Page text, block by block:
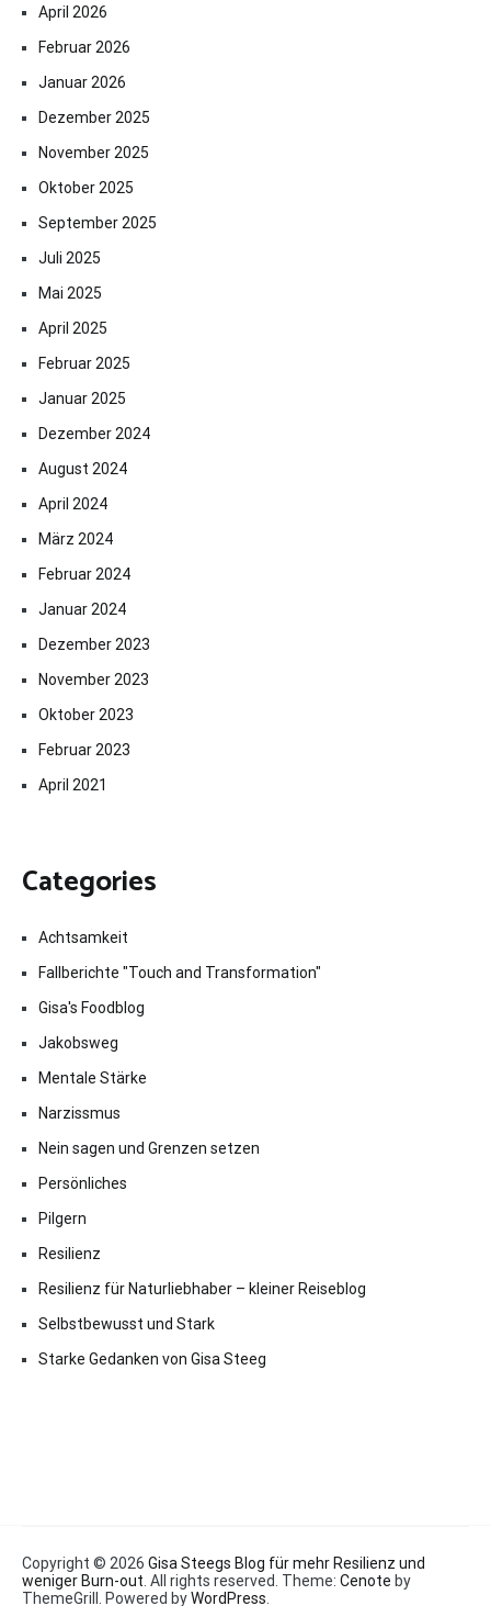
April 2026
Februar 2026
Januar 2026
Dezember 2025
November 2025
Oktober 2025
September 2025
Juli 2025
Mai 2025
April 2025
Februar 2025
Januar 2025
Dezember 2024
August 2024
April 2024
März 2024
Februar 2024
Januar 2024
Dezember 2023
November 2023
Oktober 2023
Februar 2023
April 2021
Categories
Achtsamkeit
Fallberichte "Touch and Transformation"
Gisa's Foodblog
Jakobsweg
Mentale Stärke
Narzissmus
Nein sagen und Grenzen setzen
Persönliches
Pilgern
Resilienz
Resilienz für Naturliebhaber – kleiner Reiseblog
Selbstbewusst und Stark
Starke Gedanken von Gisa Steeg
Copyright © 2026 Gisa Steegs Blog für mehr Resilienz und
weniger Burn-out. All rights reserved. Theme: Cenote by
ThemeGrill. Powered byWordPress.